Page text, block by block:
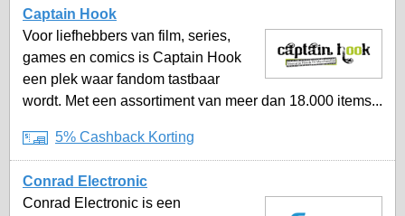
Captain Hook
Voor liefhebbers van film, series,
games en comics is Captain Hook
een plek waar fandom tastbaar
wordt. Met een assortiment van meer dan 18.000 items...
5% Cashback Korting
Conrad Electronic
Conrad Electronic is een